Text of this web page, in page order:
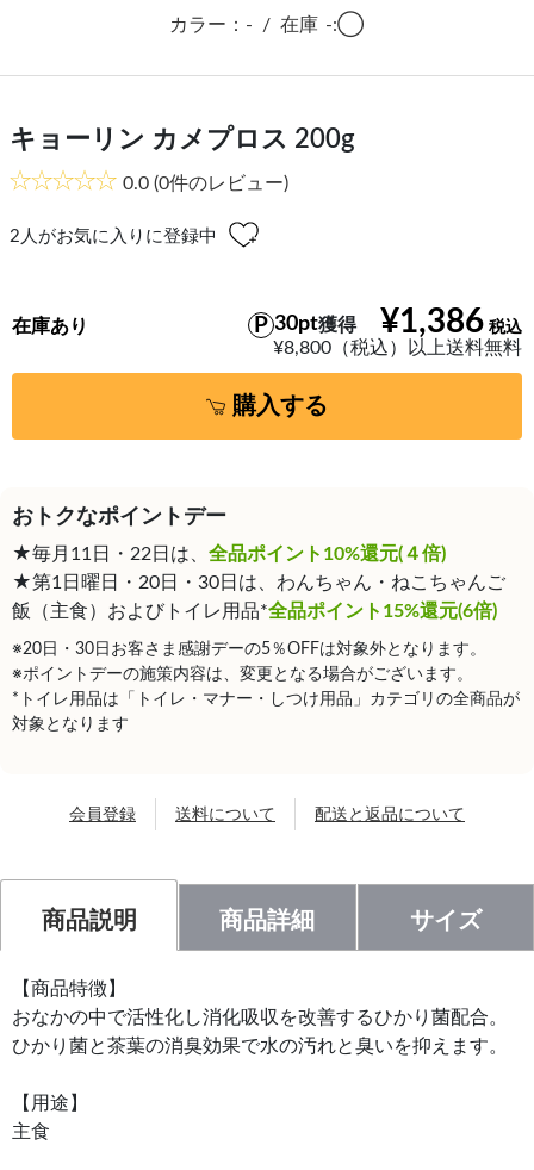
カラー：- / 在庫 -:◯
キョーリン カメプロス 200g
0.0 (0件のレビュー)
2 人がお気に入りに登録中
¥1,386
30pt獲得
¥8,800（税込）以上送料無料
在庫あり
購入する
おトクなポイントデー
★毎月11日・22日は、 全品ポイント10%還元(４倍)
★第1日曜日・20日・30日は、わんちゃん・ねこちゃんご
飯（主食）およびトイレ用品*全品ポイント15%還元(6倍)
※20日・30日お客さま感謝デーの5％OFFは対象外となります。
※ポイントデーの施策内容は、変更となる場合がございます。
*トイレ用品は「トイレ・マナー・しつけ用品」カテゴリの全商品が
対象となります
会員登録 送料について 配送と返品について
商品説明 商品詳細 サイズ
【商品特徴】
おなかの中で活性化し消化吸収を改善するひかり菌配合。
ひかり菌と茶葉の消臭効果で水の汚れと臭いを抑えます。
【用途】
主食